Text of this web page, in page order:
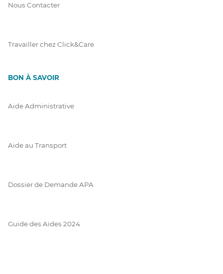
Nous Contacter
Travailler chez Click&Care
BON À SAVOIR
Aide Administrative
Aide au Transport
Dossier de Demande APA
Guide des Aides 2024